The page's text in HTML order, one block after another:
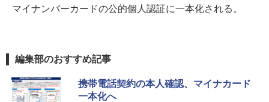
マイナンバーカードの公的個人認証に一本化される。
編集部のおすすめ記事
携帯電話契約の本人確認、マイナカード
一本化へ